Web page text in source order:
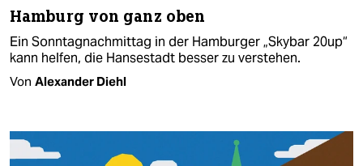
Hamburg von ganz oben
Ein Sonntagnachmittag in der Hamburger „Skybar 20up“
kann helfen, die Hansestadt besser zu verstehen.
Von Alexander Diehl